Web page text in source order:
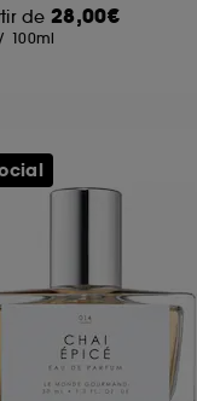
de 28,00€
/ 100ml